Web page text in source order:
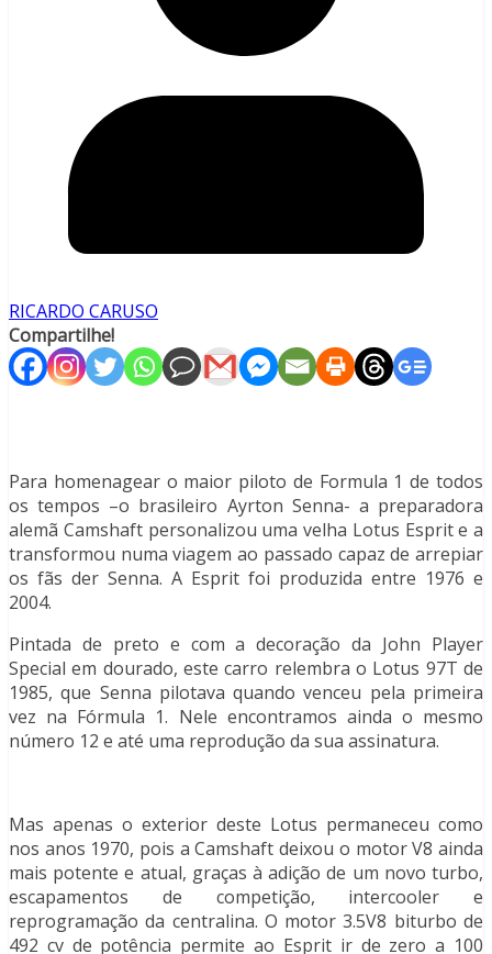
RICARDO CARUSO
Compartilhe!
Para homenagear o maior piloto de Formula 1 de todos
os tempos –o brasileiro Ayrton Senna- a preparadora
alemã Camshaft personalizou uma velha Lotus Esprit e a
transformou numa viagem ao passado capaz de arrepiar
os fãs der Senna. A Esprit foi produzida entre 1976 e
2004.
Pintada de preto e com a decoração da John Player
Special em dourado, este carro relembra o Lotus 97T de
1985, que Senna pilotava quando venceu pela primeira
vez na Fórmula 1. Nele encontramos ainda o mesmo
número 12 e até uma reprodução da sua assinatura.
Mas apenas o exterior deste Lotus permaneceu como
nos anos 1970, pois a Camshaft deixou o motor V8 ainda
mais potente e atual, graças à adição de um novo turbo,
escapamentos de competição, intercooler e
reprogramação da centralina. O motor 3.5V8 biturbo de
492 cv de potência permite ao Esprit ir de zero a 100